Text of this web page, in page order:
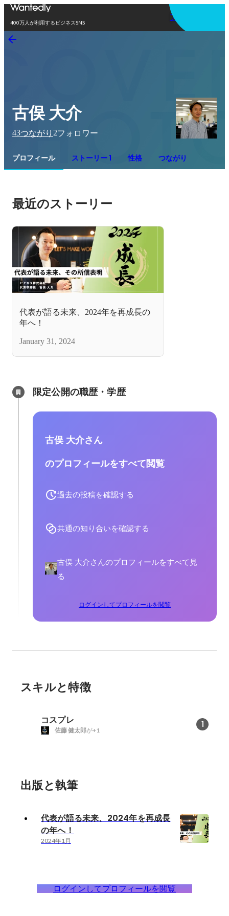
400万人が利用するビジネスSNS
アプリを使う
古俣 大介
43つながり 2フォロワー
プロフィール ストーリー 1 性格 つながり
最近のストーリー
代表が語る未来、2024年を再成長の
年へ！
January 31, 2024
限定公開の職歴・学歴
古俣 大介さん
のプロフィールをすべて閲覧
過去の投稿を確認する
共通の知り合いを確認する
古俣 大介さんのプロフィールをすべて見
る
ログインしてプロフィールを閲覧
スキルと特徴
コスプレ 1
佐藤 健太郎が+1
出版と執筆
代表が語る未来、2024年を再成長
の年へ！
2024年1月
ログインしてプロフィールを閲覧